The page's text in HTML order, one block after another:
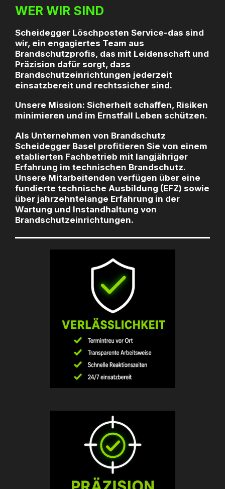
WER WIR SIND
Scheidegger Löschposten Service-das sind
wir, ein engagiertes Team aus
Brandschutzprofis, das mit Leidenschaft und
Präzision dafür sorgt, dass
Brandschutzeinrichtungen jederzeit
einsatzbereit und rechtssicher sind.
Unsere Mission: Sicherheit schaffen, Risiken
minimieren und im Ernstfall Leben schützen.
Als Unternehmen von Brandschutz
Scheidegger Basel profitieren Sie von einem
etablierten Fachbetrieb mit langjähriger
Erfahrung im technischen Brandschutz.
Unsere Mitarbeitenden verfügen über eine
fundierte technische Ausbildung (EFZ) sowie
über jahrzehntelange Erfahrung in der
Wartung und Instandhaltung von
Brandschutzeinrichtungen.